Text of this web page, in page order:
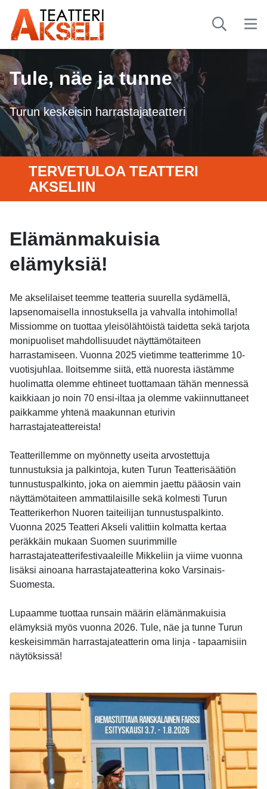
Tule, näe ja tunne
Turun keskeisin harrastajateatteri
TERVETULOA TEATTERI
AKSELIIN
Elämänmakuisia
elämyksiä!
Me akselilaiset teemme teatteria suurella sydämellä,
lapsenomaisella innostuksella ja vahvalla intohimolla!
Missiomme on tuottaa yleisölähtöistä taidetta sekä tarjota
monipuoliset mahdollisuudet näyttämötaiteen
harrastamiseen. Vuonna 2025 vietimme teatterimme 10-
vuotisjuhlaa. Iloitsemme siitä, että nuoresta iästämme
huolimatta olemme ehtineet tuottamaan tähän mennessä
kaikkiaan jo noin 70 ensi-iltaa ja olemme vakiinnuttaneet
paikkamme yhtenä maakunnan eturivin
harrastajateattereista!
Teatterillemme on myönnetty useita arvostettuja
tunnustuksia ja palkintoja, kuten Turun Teatterisäätiön
tunnustuspalkinto, joka on aiemmin jaettu pääosin vain
näyttämötaiteen ammattilaisille sekä kolmesti Turun
Teatterikerhon Nuoren taiteilijan tunnustuspalkinto.
Vuonna 2025 Teatteri Akseli valittiin kolmatta kertaa
peräkkäin mukaan Suomen suurimmille
harrastajateatterifestivaaleille Mikkeliin ja viime vuonna
lisäksi ainoana harrastajateatterina koko Varsinais-
Suomesta.
Lupaamme tuottaa runsain määrin elämänmakuisia
elämyksiä myös vuonna 2026. Tule, näe ja tunne Turun
keskeisimmän harrastajateatterin oma linja - tapaamisiin
näytöksissä!